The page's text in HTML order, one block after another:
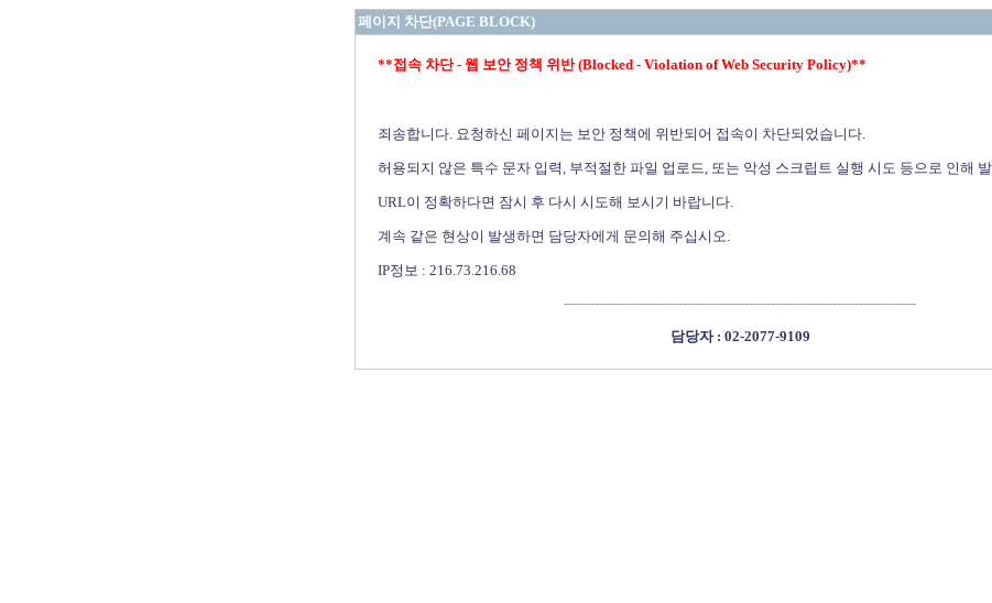
페이지 차단(PAGE BLOCK)
**접속 차단 - 웹 보안 정책 위반 (Blocked - Violation of Web Security Policy)**
죄송합니다. 요청하신 페이지는 보안 정책에 위반되어 접속이 차단되었습니다.
허용되지 않은 특수 문자 입력, 부적절한 파일 업로드, 또는 악성 스크립트 실행 시도 등으로 인해
URL이 정확하다면 잠시 후 다시 시도해 보시기 바랍니다.
계속 같은 현상이 발생하면 담당자에게 문의해 주십시오.
IP정보 : 216.73.216.68
--------------------------------------------------------------------------------
담당자 : 02-2077-9109